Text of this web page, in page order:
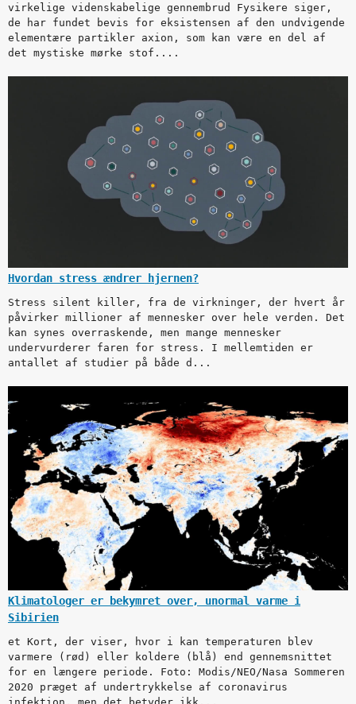
virkelige videnskabelige gennembrud Fysikere siger,
de har fundet bevis for eksistensen af den undvigende
elementære partikler axion, som kan være en del af
det mystiske mørke stof....
Hvordan stress ændrer hjernen?
Stress silent killer, fra de virkninger, der hvert år
påvirker millioner af mennesker over hele verden. Det
kan synes overraskende, men mange mennesker
undervurderer faren for stress. I mellemtiden er
antallet af studier på både d...
Klimatologer er bekymret over, unormal varme i
Sibirien
et Kort, der viser, hvor i kan temperaturen blev
varmere (rød) eller koldere (blå) end gennemsnittet
for en længere periode. Foto: Modis/NEO/Nasa Sommeren
2020 præget af undertrykkelse af coronavirus